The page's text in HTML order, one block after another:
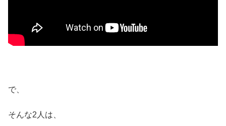
で、
そんな2人は、